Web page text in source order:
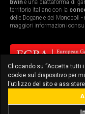
bwin è una piattaforma di
territorio italiano con la
delle Dogane e dei Monopoli
maggiori informazioni
bonus fino
Cliccando su “Accetta tutti
cookie sul dispositivo per
l'utilizzo del sito e